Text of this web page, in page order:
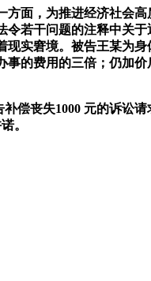
面，为推进经济社会高
若干问题的注释中关
实窘境。被告王某为
的费用的三倍；仍加
偿丧失1000 元的诉讼
。